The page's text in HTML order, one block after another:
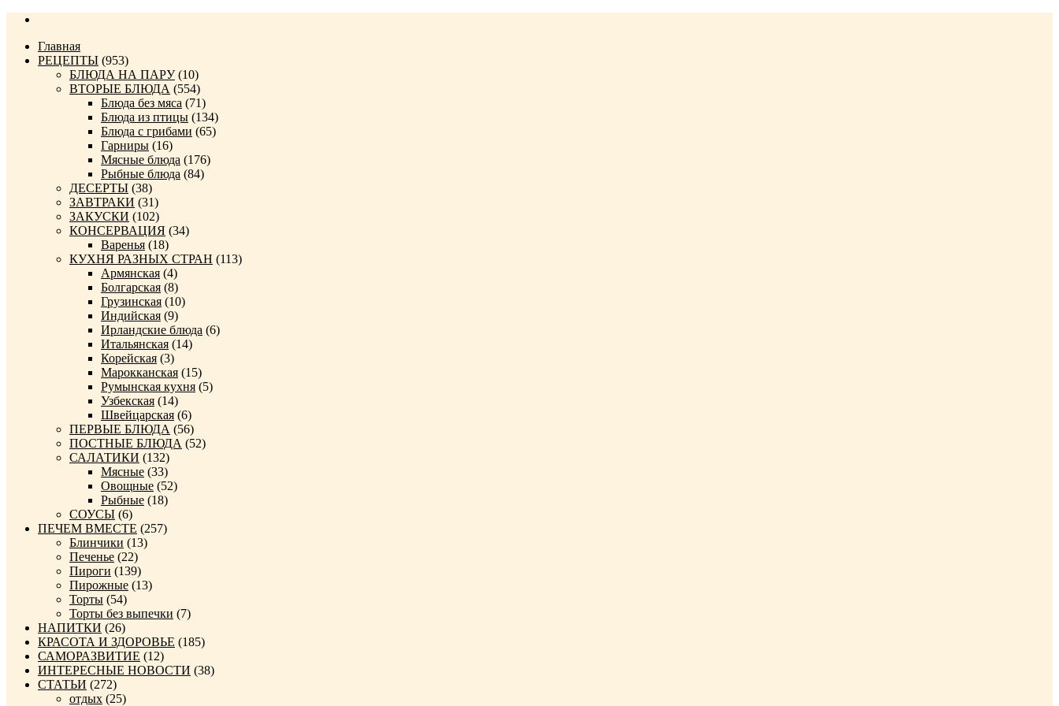
Главная
РЕЦЕПТЫ (953)
БЛЮДА НА ПАРУ(10)
ВТОРЫЕ БЛЮДА (554)
Блюда без мяса (71)
Блюда из птицы (134)
Блюда с грибами (65)
Гарниры (16)
Мясные блюда (176)
Рыбные блюда (84)
ДЕСЕРТЫ (38)
ЗАВТРАКИ (31)
ЗАКУСКИ (102)
КОНСЕРВАЦИЯ (34)
Варенья (18)
КУХНЯ РАЗНЫХ СТРАН (113)
Армянская (4)
Болгарская (8)
Грузинская (10)
Индийская (9)
Ирландские блюда (6)
Итальянская (14)
Корейская (3)
Марокканская (15)
Румынская кухня (5)
Узбекская (14)
Швейцарская (6)
ПЕРВЫЕ БЛЮДА (56)
ПОСТНЫЕ БЛЮДА (52)
САЛАТИКИ (132)
Мясные (33)
Овощные (52)
Рыбные (18)
СОУСЫ (6)
ПЕЧЕМ ВМЕСТЕ (257)
Блинчики (13)
Печенье (22)
Пироги (139)
Пирожные (13)
Торты (54)
Торты без выпечки (7)
НАПИТКИ (26)
КРАСОТА И ЗДОРОВЬЕ (185)
САМОРАЗВИТИЕ (12)
ИНТЕРЕСНЫЕ НОВОСТИ (38)
СТАТЬИ (272)
отдых (25)